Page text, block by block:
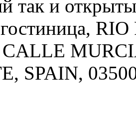
так и
CALLE
SPAIN,